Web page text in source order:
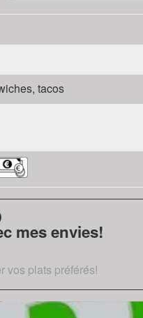
tacos
mes envies!
vos plats préférés!